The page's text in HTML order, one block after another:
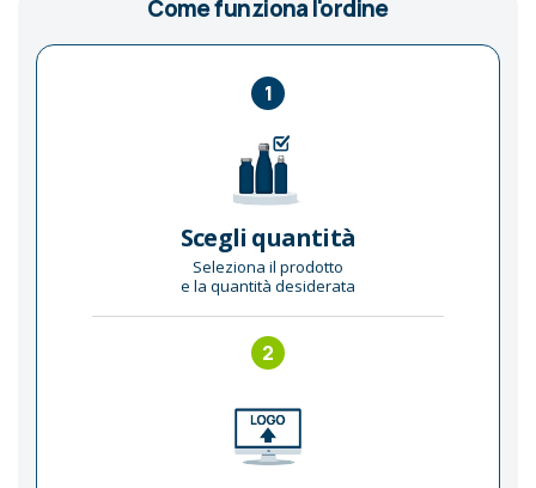
Come funziona l'ordine
1
Scegli quantità
Seleziona il prodotto
e la quantità desiderata
2